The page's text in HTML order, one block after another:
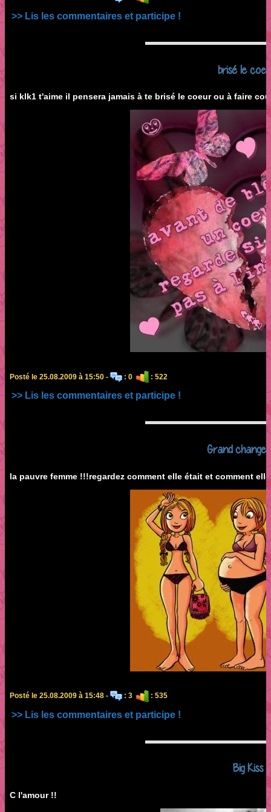
>> Lis les commentaires et participe !
brisé le
si klk1 t'aime il pensera jamais à te brisé le coeur ou à faire
Posté le 25.08.2009 à 15:50 - : 0 : 522
>> Lis les commentaires et participe !
Grand
la pauvre femme !!!regardez comment elle était et comment
Posté le 25.08.2009 à 15:48 - : 3 : 535
>> Lis les commentaires et participe !
Big Kiss !!
C l'amour !!